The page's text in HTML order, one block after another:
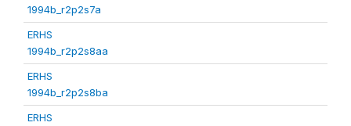
1994b_r2p2s7a
ERHS
1994b_r2p2s8aa
ERHS
1994b_r2p2s8ba
ERHS